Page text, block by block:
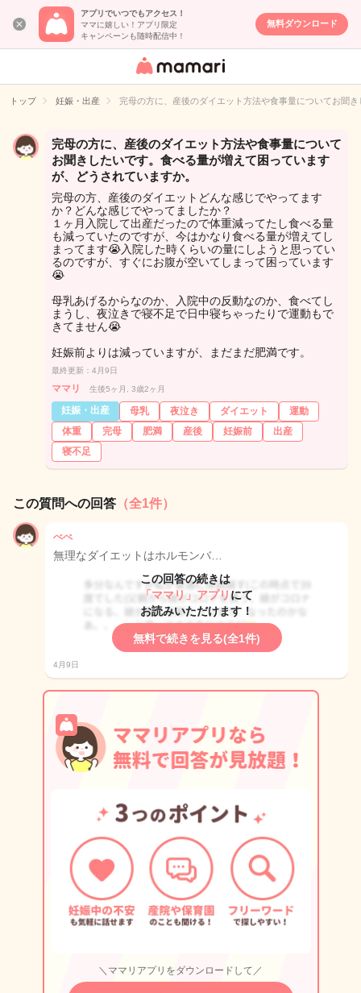
アプリでいつでもアクセス！
ママに嬉しい！アプリ限定
キャンペーンも随時配信中！
無料ダウンロード
女性専用匿名QA
イト
トップ 妊娠・出産 完母の方に、産後のダイエット方法や食事量についてお聞
完母の方に、産後のダイエット方法や食事量について
お聞きしたいです。食べる量が増えて困っています
が、どうされていますか。
完母の方、産後のダイエットどんな感じでやってます
か？どんな感じでやってましたか？
１ヶ月入院して出産だったので体重減ってたし食べる量
も減っていたのですが、今はかなり食べる量が増えてし
まってます😭入院した時くらいの量にしようと思ってい
るのですが、すぐにお腹が空いてしまって困っています
😭
母乳あげるからなのか、入院中の反動なのか、食べてし
まうし、夜泣きで寝不足で日中寝ちゃったりで運動もで
きてません😭
妊娠前よりは減っていますが、まだまだ肥満です。
最終更新：4月9日
ママリ 生後5ヶ月, 3歳2ヶ月
妊娠・出産 母乳 夜泣き ダイエット
運動
体重
完母 肥満 産後 妊娠前
出産
寝不足
この質問への回答 （全1件）
べべ
無理なダイエットはホルモンバ…
この回答の続きは
「ママリ」アプリ にて
お読みいただけます！
無料で続きを見る(全1件)
4月9日
＼ママリアプリをダウンロードして／